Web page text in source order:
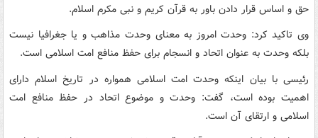
حق و اساس قرار دادن باور به قرآن کریم و نبی مکرم اسلام.
وی تاکید کرد: وحدت امروز به معنای وحدت مذاهب و یا جغرافیا نیست
بلکه وحدت به عنوان اتحاد و انسجام برای حفظ منافع امت اسلامی است.
رئیسی با بیان اینکه وحدت امت اسلامی همواره در تاریخ اسلام دارای
اهمیت بوده است، گفت: وحدت و موضوع اتحاد در حفظ منافع امت
اسلامی و ارتقای آن است.